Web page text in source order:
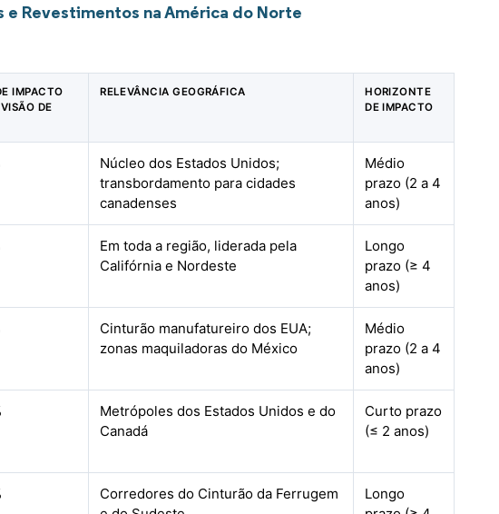
Revestimentos na América do Norte
IMPACTO
DE
RELEVÂNCIA GEOGRÁFICA
HORIZONTE
DE IMPACTO
Núcleo dos Estados Unidos;
transbordamento para cidades
canadenses
Médio
prazo (2 a 4
anos)
Em toda a região, liderada pela
Califórnia e Nordeste
Longo
prazo (≥ 4
anos)
Cinturão manufatureiro dos EUA;
zonas maquiladoras do México
Médio
prazo (2 a 4
anos)
Metrópoles dos Estados Unidos e do
Canadá
Curto prazo
(≤ 2 anos)
Corredores do Cinturão da Ferrugem
Longo